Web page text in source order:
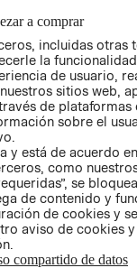
CONDICIONES
AVISO DE
PRIVACIDAD
GIFT CARD
AVISO DE
a comprar
incluidas otras
la
de usuario,
sitios web,
de plataformas
sobre el
y está de acuerdo
como
se
de contenido y
de cookies y
aviso de cookies
compartido de datos